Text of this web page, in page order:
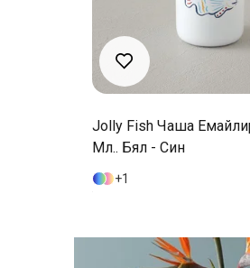
Blue Fish Чаша 2 Бр.
Керамика 270 Мл Син
1